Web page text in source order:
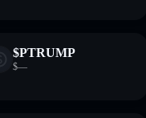
$PTRUMP
$—